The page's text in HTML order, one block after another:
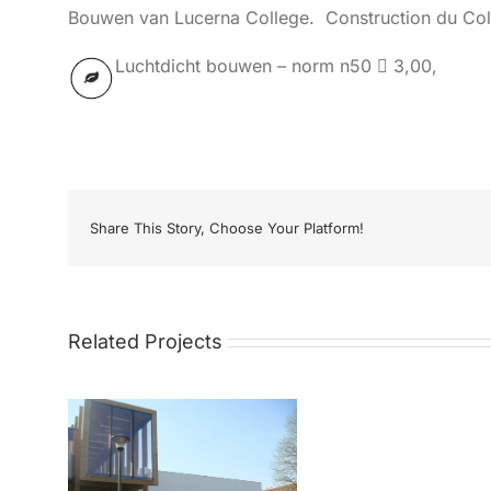
Bouwen van Lucerna College. Construction du
Luchtdicht bouwen – norm n50  3,00,
Share This Story, Choose Your Platform!
Related Projects